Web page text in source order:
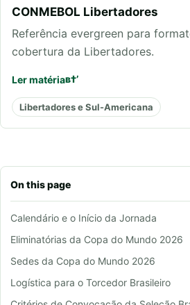
On this page
Calendário e o Início da Jornada
Eliminatórias da Copa do Mundo 2026
Sedes da Copa do Mundo 2026
Logística para o Torcedor Brasileiro
CONMEBOL Libertadores
Referência evergreen para
cobertura da Libertadores.
Ler matéria
Libertadores e Sul-Americana